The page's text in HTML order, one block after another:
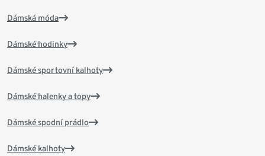
Dámská móda
Dámské hodinky
Dámské sportovní kalhoty
Dámské halenky a topy
Dámské spodní prádlo
Dámské kalhoty